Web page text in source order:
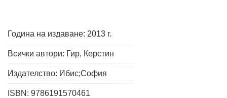
Година на издаване: 2013 г.
Всички автори: Гир, Керстин
Издателство: Ибис;София
ISBN: 9786191570461